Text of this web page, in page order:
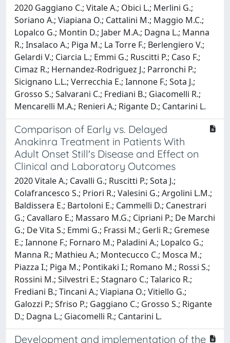
2020 Gaggiano C.; Vitale A.; Obici L.; Merlini G.;
Soriano A.; Viapiana O.; Cattalini M.; Maggio M.C.;
Lopalco G.; Montin D.; Jaber M.A.; Dagna L.; Manna
R.; Insalaco A.; Piga M.; La Torre F.; Berlengiero V.;
Gelardi V.; Ciarcia L.; Emmi G.; Ruscitti P.; Caso F.;
Cimaz R.; Hernandez-Rodriguez J.; Parronchi P.;
Sicignano L.L.; Verrecchia E.; Iannone F.; Sota J.;
Grosso S.; Salvarani C.; Frediani B.; Giacomelli R.;
Mencarelli M.A.; Renieri A.; Rigante D.; Cantarini L.
Comparison of Early vs. Delayed
Anakinra Treatment in Patients With
Adult Onset Still's Disease and Effect on
Clinical and Laboratory Outcomes
2020 Vitale A.; Cavalli G.; Ruscitti P.; Sota J.;
Colafrancesco S.; Priori R.; Valesini G.; Argolini L.M.;
Baldissera E.; Bartoloni E.; Cammelli D.; Canestrari
G.; Cavallaro E.; Massaro M.G.; Cipriani P.; De Marchi
G.; De Vita S.; Emmi G.; Frassi M.; Gerli R.; Gremese
E.; Iannone F.; Fornaro M.; Paladini A.; Lopalco G.;
Manna R.; Mathieu A.; Montecucco C.; Mosca M.;
Piazza I.; Piga M.; Pontikaki I.; Romano M.; Rossi S.;
Rossini M.; Silvestri E.; Stagnaro C.; Talarico R.;
Frediani B.; Tincani A.; Viapiana O.; Vitiello G.;
Galozzi P.; Sfriso P.; Gaggiano C.; Grosso S.; Rigante
D.; Dagna L.; Giacomelli R.; Cantarini L.
Development and implementation of the